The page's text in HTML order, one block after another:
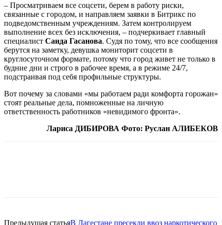
– Просматриваем все соцсети, берем в работу риски,
связанные с городом, и направляем заявки в Битрикс по
подведомственным учреждениям. Затем контролируем
выполнение всех без исключения, – подчеркивает главный
специалист Саида Гасанова. Судя по тому, что все сообщения
берутся на заметку, девушка мониторит соцсети в
круглосуточном формате, потому что город живет не только в
будние дни и строго в рабочее время, а в режиме 24/7,
подстраивая под себя профильные структуры.
Вот почему за словами «мы работаем ради комфорта горожан»
стоят реальные дела, помноженные на личную
ответственность работников «невидимого фронта».
Лариса ДИБИРОВА Фото: Руслан АЛИБЕКОВ
Предыдущая статьяВ Дагестане пресекли ввоз наркотического